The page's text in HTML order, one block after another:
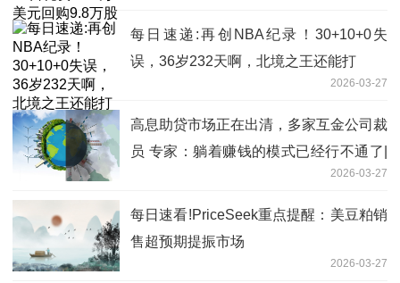
每日速递:再创NBA纪录！30+10+0失
误，36岁232天啊，北境之王还能打
2026-03-27
高息助贷市场正在出清，多家互金公司裁
员 专家：躺着赚钱的模式已经行不通了|
2026-03-27
每日速看!PriceSeek重点提醒：美豆粕销
售超预期提振市场
2026-03-27